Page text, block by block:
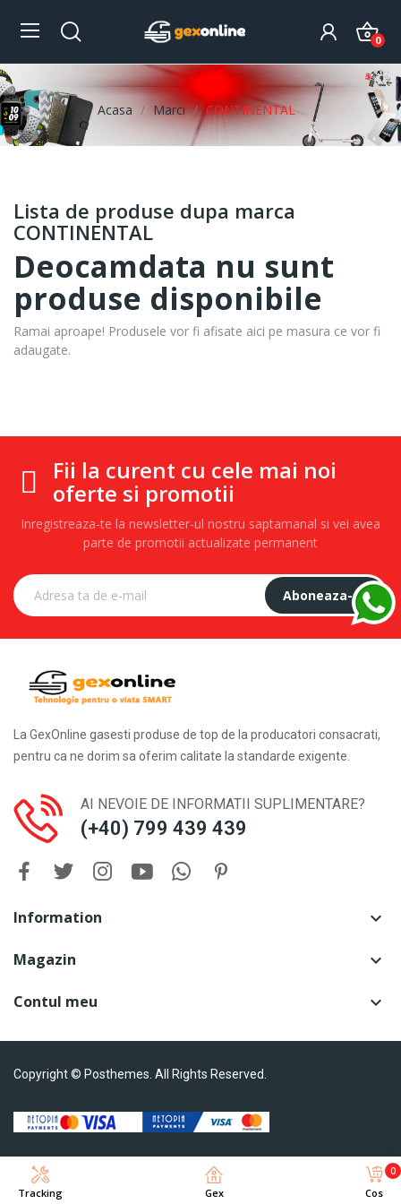
Tracking Gex
0
Cos
0
Acasa Marci CONTINENTAL
Lista de produse dupa marca
CONTINENTAL
Deocamdata nu sunt
produse disponibile
Ramai aproape! Produsele vor fi afisate aici pe masura ce vor fi
adaugate.
Fii la curent cu cele mai noi
oferte si promotii
Inregistreaza-te la newsletter-ul nostru saptamanal si vei avea
parte de promotii actualizate permanent
Aboneaza-te
La GexOnline gasesti produse de top de la producatori consacrati,
pentru ca ne dorim sa oferim calitate la standarde exigente.
AI NEVOIE DE INFORMATII SUPLIMENTARE?
(+40) 799 439 439
Information 
Magazin 
Contul meu 
Copyright © Posthemes. All Rights Reserved.